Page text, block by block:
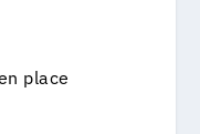
place